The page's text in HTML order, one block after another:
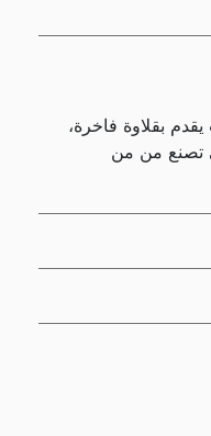
بقلاوة فاخرة،
تصنع من من